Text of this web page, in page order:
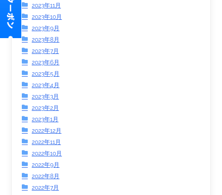
2023年11月
2023年10月
2023年9月
2023年8月
2023年7月
2023年6月
2023年5月
2023年4月
2023年3月
2023年2月
2023年1月
2022年12月
2022年11月
2022年10月
2022年9月
2022年8月
2022年7月